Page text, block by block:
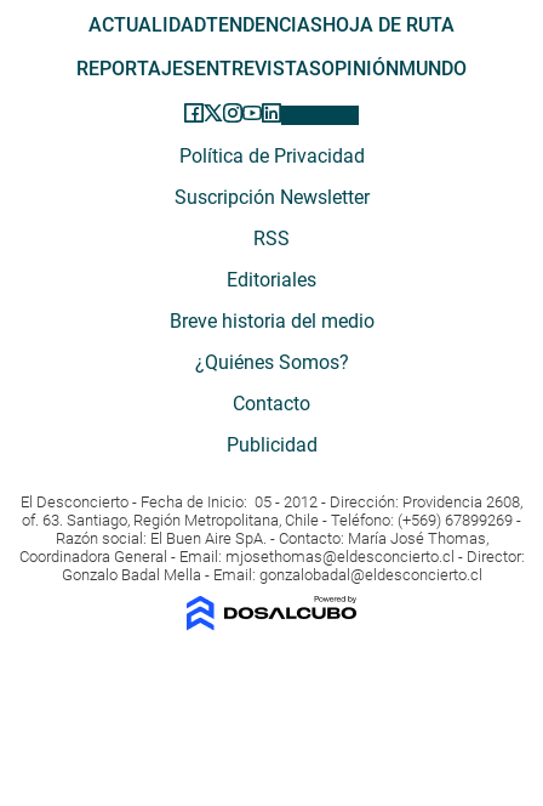
ACTUALIDADTENDENCIAS HOJA DE RUTA
REPORTAJES ENTREVISTASOPINIÓN MUNDO
Política de Privacidad
Suscripción Newsletter
RSS
Editoriales
Breve historia del medio
¿Quiénes Somos?
Contacto
Publicidad
El Desconcierto - Fecha de Inicio: 05 - 2012 - Dirección: Providencia 2608,
of. 63. Santiago, Región Metropolitana, Chile - Teléfono: (+569) 67899269 -
Razón social: El Buen Aire SpA. - Contacto: María José Thomas,
Coordinadora General - Email: mjosethomas@eldesconcierto.cl - Director:
Gonzalo Badal Mella - Email: gonzalobadal@eldesconcierto.cl